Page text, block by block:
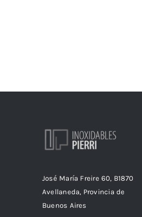
José María Freire 60, B1870
Avellaneda, Provincia de
Buenos Aires